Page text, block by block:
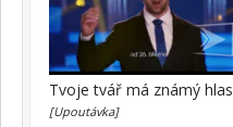
Tvoje tvář má známý hlas
[Upoutávka]